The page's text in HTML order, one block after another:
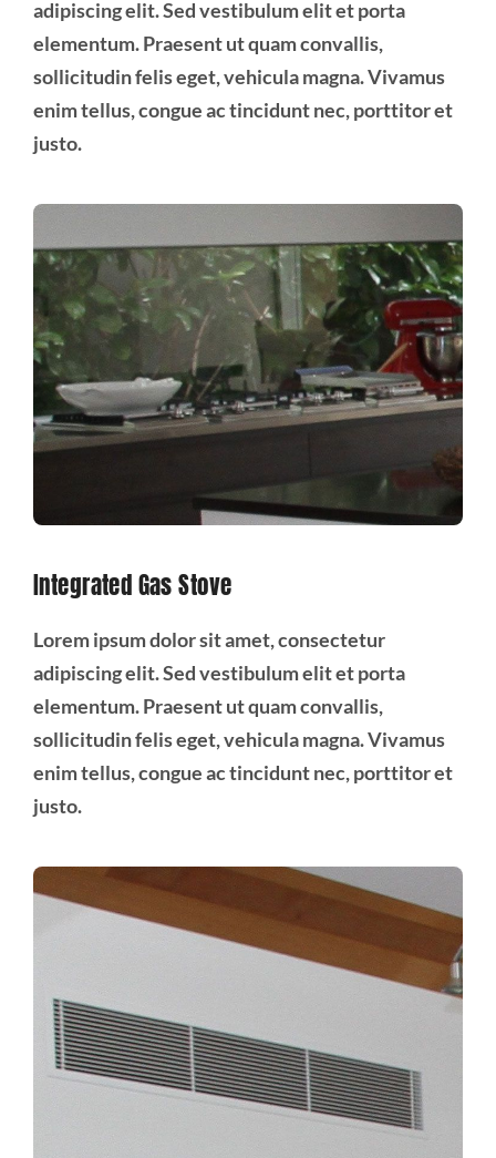
adipiscing elit. Sed vestibulum elit et porta
elementum. Praesent ut quam convallis,
sollicitudin felis eget, vehicula magna. Vivamus
enim tellus, congue ac tincidunt nec, porttitor et
justo.
Integrated Gas Stove
Lorem ipsum dolor sit amet, consectetur
adipiscing elit. Sed vestibulum elit et porta
elementum. Praesent ut quam convallis,
sollicitudin felis eget, vehicula magna. Vivamus
enim tellus, congue ac tincidunt nec, porttitor et
justo.